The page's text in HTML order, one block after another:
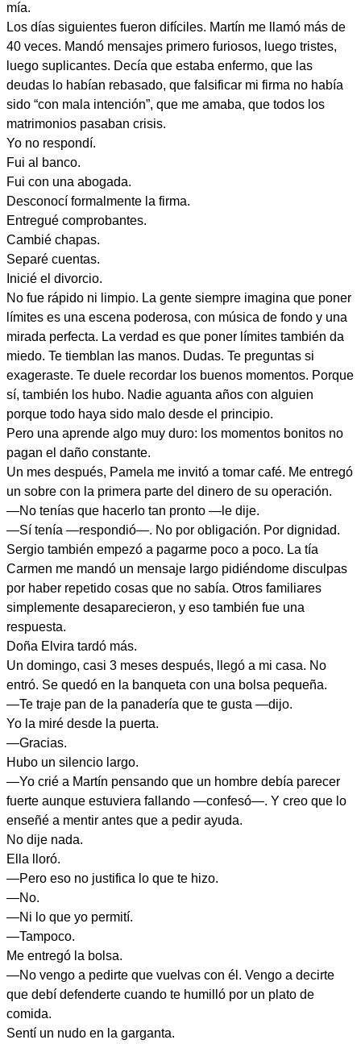
mía.
Los días siguientes fueron difíciles. Martín me llamó más de
40 veces. Mandó mensajes primero furiosos, luego tristes,
luego suplicantes. Decía que estaba enfermo, que las
deudas lo habían rebasado, que falsificar mi firma no había
sido “con mala intención”, que me amaba, que todos los
matrimonios pasaban crisis.
Yo no respondí.
Fui al banco.
Fui con una abogada.
Desconocí formalmente la firma.
Entregué comprobantes.
Cambié chapas.
Separé cuentas.
Inicié el divorcio.
No fue rápido ni limpio. La gente siempre imagina que poner
límites es una escena poderosa, con música de fondo y una
mirada perfecta. La verdad es que poner límites también da
miedo. Te tiemblan las manos. Dudas. Te preguntas si
exageraste. Te duele recordar los buenos momentos. Porque
sí, también los hubo. Nadie aguanta años con alguien
porque todo haya sido malo desde el principio.
Pero una aprende algo muy duro: los momentos bonitos no
pagan el daño constante.
Un mes después, Pamela me invitó a tomar café. Me entregó
un sobre con la primera parte del dinero de su operación.
—No tenías que hacerlo tan pronto —le dije.
—Sí tenía —respondió—. No por obligación. Por dignidad.
Sergio también empezó a pagarme poco a poco. La tía
Carmen me mandó un mensaje largo pidiéndome disculpas
por haber repetido cosas que no sabía. Otros familiares
simplemente desaparecieron, y eso también fue una
respuesta.
Doña Elvira tardó más.
Un domingo, casi 3 meses después, llegó a mi casa. No
entró. Se quedó en la banqueta con una bolsa pequeña.
—Te traje pan de la panadería que te gusta —dijo.
Yo la miré desde la puerta.
—Gracias.
Hubo un silencio largo.
—Yo crié a Martín pensando que un hombre debía parecer
fuerte aunque estuviera fallando —confesó—. Y creo que lo
enseñé a mentir antes que a pedir ayuda.
No dije nada.
Ella lloró.
—Pero eso no justifica lo que te hizo.
—No.
—Ni lo que yo permití.
—Tampoco.
Me entregó la bolsa.
—No vengo a pedirte que vuelvas con él. Vengo a decirte
que debí defenderte cuando te humilló por un plato de
comida.
Sentí un nudo en la garganta.